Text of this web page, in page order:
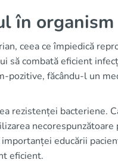
în organism
ceea ce împiedică
să combată eficient
pozitive, făcându-l un
rezistenței bacteriene.
necorespunzătoare
educării
eficient.